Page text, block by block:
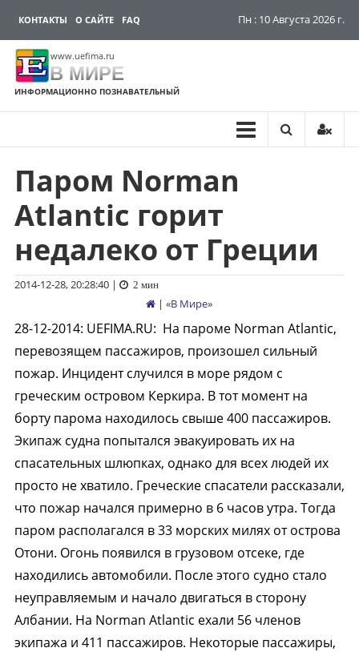
КОНТАКТЫ О САЙТЕ FAQ Пн : 10 Августа 2026 г.
www.uefima.ru
В МИРЕ
ИНФОРМАЦИОННО ПОЗНАВАТЕЛЬНЫЙ
Перейти
содержимому
Паром Norman
Atlantic горит
недалеко от Греции
2014-12-28, 20:28:40| 2 мин
| «В Мире»
28-12-2014: UEFIMA.RU: На пароме Norman Atlantic,
перевозящем пассажиров, произошел сильный
пожар. Инцидент случился в море рядом с
греческим островом Керкира. В тот момент на
борту парома находилось свыше 400 пассажиров.
Экипаж судна попытался эвакуировать их на
спасательных шлюпках, однако для всех людей их
просто не хватило. Греческие спасатели рассказали,
что пожар начался примерно в 6 часов утра. Тогда
паром располагался в 33 морских милях от острова
Отони. Огонь появился в грузовом отсеке, где
находились автомобили. После этого судно стало
неуправляемым и начало двигаться в сторону
Албании. На Norman Atlantic ехали 56 членов
экипажа и 411 пассажиров. Некоторые пассажиры,